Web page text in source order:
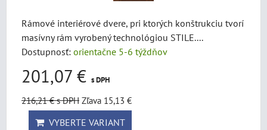
Rámové interiérové dvere, pri ktorých konštrukciu tvorí
masívny rám vyrobený technológiou STILE....
Dostupnosť: orientačne 5-6 týždňov
201,07 € s DPH
216,21 €s DPH Zľava 15,13 €
VYBERTE VARIANT